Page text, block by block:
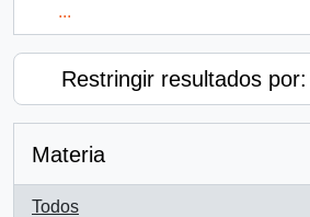
...
Restringir resultados por:
Materia
Todos